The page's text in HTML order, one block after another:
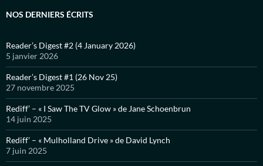
NOS DERNIERS ÉCRITS
Reader’s Digest #2 (4 January 2026)
5 janvier 2026
Reader’s Digest #1 (26 Nov 25)
27 novembre 2025
Rediff’ – « I Saw The TV Glow » de Jane Schoenbrun
14 juin 2025
Rediff’ – « Mulholland Drive » de David Lynch
7 juin 2025